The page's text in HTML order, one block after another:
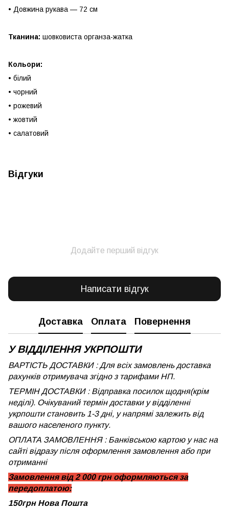
• Довжина рукава — 72 см
Тканина: шовковиста органза-жатка
Кольори:
• білий
• чорний
• рожевий
• жовтий
• салатовий
Відгуки
Додайте перший відгук
Написати відгук
Доставка Оплата Повернення
У ВІДДІЛЕННЯ УКРПОШТИ
ВАРТІСТЬ ДОСТАВКИ : Для всіх замовлень доставка
рахунків отримувача згідно з тарифами НП.
ТЕРМІН ДОСТАВКИ : Відправка посилок щодня(крім
неділі). Очікуваний термін доставки у відділенні
укрпошти становить 1-3 дні, у напрямі залежить від
вашого населеного пункту.
ОПЛАТА ЗАМОВЛЕННЯ : Банківською картою у нас на
сайті відразу після оформлення замовлення або при
отриманні
Замовлення від 2 000 грн оформляються за
передоплатою:
150грн Нова Пошта